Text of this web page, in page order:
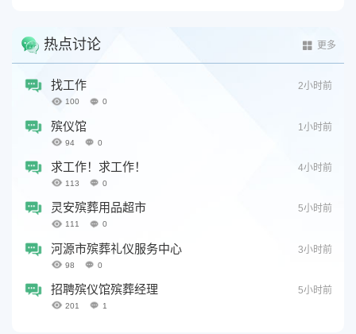
热点讨论 更多
2小时前
找工作
100 0
1小时前
殡仪馆
94 0
4小时前
求工作！求工作！
113 0
5小时前
灵安殡葬用品超市
111 0
3小时前
河源市殡葬礼仪服务中心
98 0
5小时前
招聘殡仪馆殡葬经理
201 1